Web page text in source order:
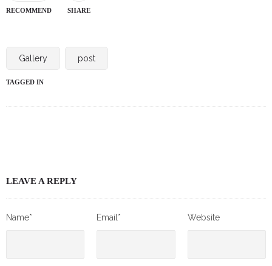
RECOMMEND SHARE
Gallery post
TAGGED IN
LEAVE A REPLY
Name* Email* Website